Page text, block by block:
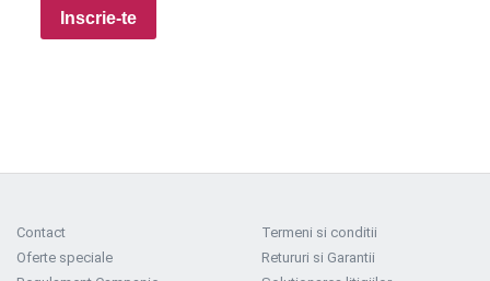
Inscrie-te
Contact
Oferte speciale
Termeni si conditii
Retururi si Garantii